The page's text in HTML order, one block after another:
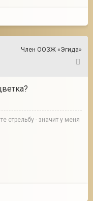
Член ООЗЖ «Эгида»
стрельбу - значит у меня